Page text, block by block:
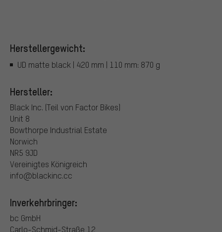
Herstellergewicht:
UD matte black | 420 mm | 110 mm: 870 g
Hersteller:
Black Inc. (Teil von Factor Bikes)
Unit 8
Bowthorpe Industrial Estate
Norwich
NR5 9JD
Vereinigtes Königreich
info@blackinc.cc
Inverkehrbringer:
bc GmbH
Carlo-Schmid-Straße 12